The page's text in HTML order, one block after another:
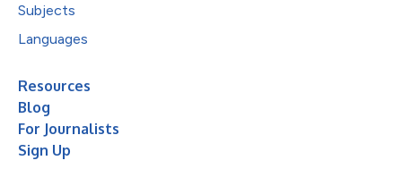
Subjects
Languages
Resources
Blog
For Journalists
Sign Up